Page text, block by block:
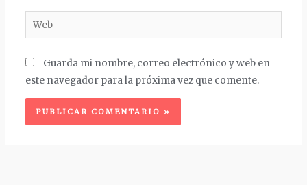
Web
Guarda mi nombre, correo electrónico y web en
este navegador para la próxima vez que comente.